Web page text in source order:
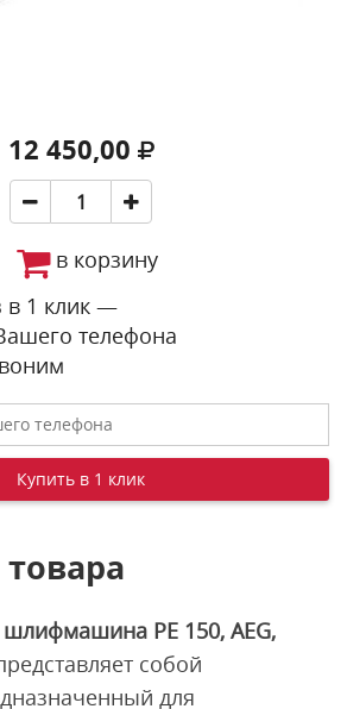
12 450,00
в корзину
в 1 клик —
телефона
PE 150, AEG,
собой
для